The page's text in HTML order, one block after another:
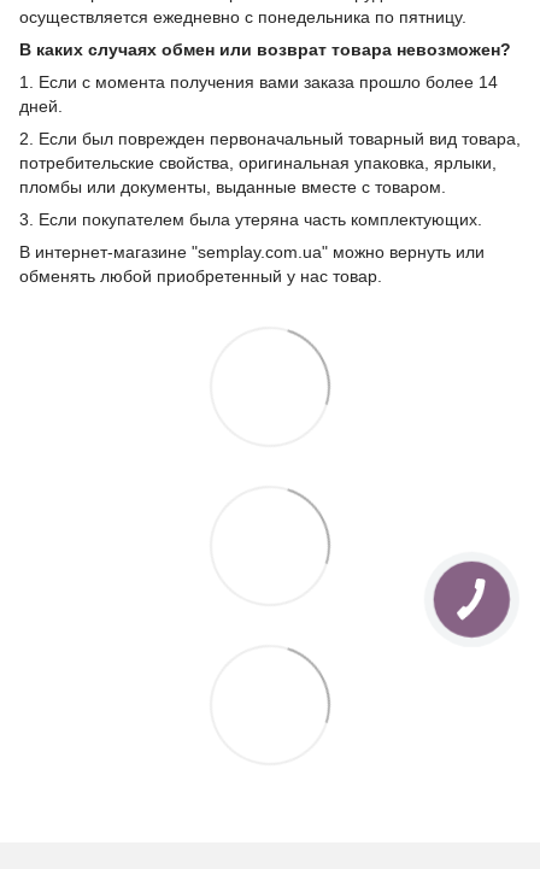
осуществляется ежедневно с понедельника по пятницу.
В каких случаях обмен или возврат товара невозможен?
1. Если с момента получения вами заказа прошло более 14
дней.
2. Если был поврежден первоначальный товарный вид товара,
потребительские свойства, оригинальная упаковка, ярлыки,
пломбы или документы, выданные вместе с товаром.
3. Если покупателем была утеряна часть комплектующих.
В интернет-магазине "semplay.com.ua" можно вернуть или
обменять любой приобретенный у нас товар.